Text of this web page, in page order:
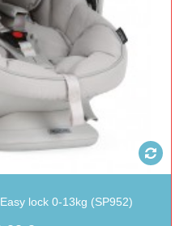
lock 0-13kg (SP952)